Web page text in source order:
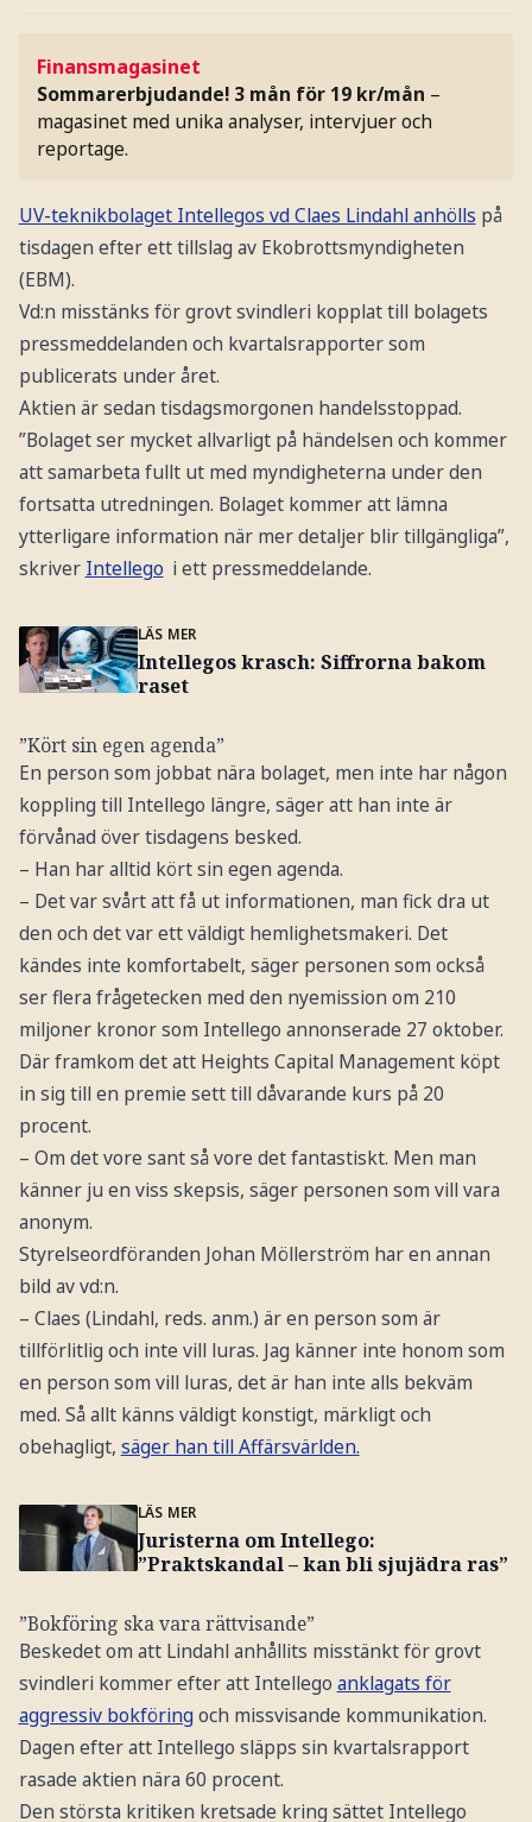
Finansmagasinet
Sommarerbjudande! 3 mån för 19 kr/mån –
magasinet med unika analyser, intervjuer och
reportage.
UV-teknikbolaget Intellegos vd Claes Lindahl anhölls på
tisdagen efter ett tillslag av Ekobrottsmyndigheten
(EBM).
Vd:n misstänks för grovt svindleri kopplat till bolagets
pressmeddelanden och kvartalsrapporter som
publicerats under året.
Aktien är sedan tisdagsmorgonen handelsstoppad.
”Bolaget ser mycket allvarligt på händelsen och kommer
att samarbeta fullt ut med myndigheterna under den
fortsatta utredningen. Bolaget kommer att lämna
ytterligare information när mer detaljer blir tillgängliga”,
skriver Intellego i ett pressmeddelande.
LÄS MER
Intellegos krasch: Siffrorna bakom
raset
”Kört sin egen agenda”
En person som jobbat nära bolaget, men inte har någon
koppling till Intellego längre, säger att han inte är
förvånad över tisdagens besked.
– Han har alltid kört sin egen agenda.
– Det var svårt att få ut informationen, man fick dra ut
den och det var ett väldigt hemlighetsmakeri. Det
kändes inte komfortabelt, säger personen som också
ser flera frågetecken med den nyemission om 210
miljoner kronor som Intellego annonserade 27 oktober.
Där framkom det att Heights Capital Management köpt
in sig till en premie sett till dåvarande kurs på 20
procent.
– Om det vore sant så vore det fantastiskt. Men man
känner ju en viss skepsis, säger personen som vill vara
anonym.
Styrelseordföranden Johan Möllerström har en annan
bild av vd:n.
– Claes (Lindahl, reds. anm.) är en person som är
tillförlitlig och inte vill luras. Jag känner inte honom som
en person som vill luras, det är han inte alls bekväm
med. Så allt känns väldigt konstigt, märkligt och
obehagligt, säger han till Affärsvärlden.
LÄS MER
Juristerna om Intellego:
”Praktskandal – kan bli sjujädra ras”
”Bokföring ska vara rättvisande”
Beskedet om att Lindahl anhållits misstänkt för grovt
svindleri kommer efter att Intellego anklagats för
aggressiv bokföringoch missvisande kommunikation.
Dagen efter att Intellego släpps sin kvartalsrapport
rasade aktien nära 60 procent.
Den största kritiken kretsade kring sättet Intellego